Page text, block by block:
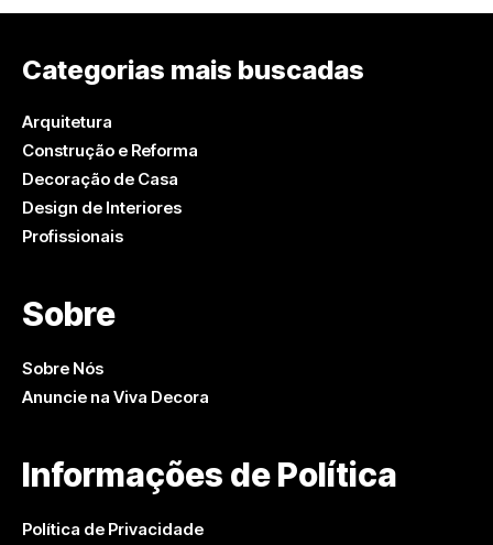
Categorias mais buscadas
Arquitetura
Construção e Reforma
Decoração de Casa
Design de Interiores
Profissionais
Sobre
Sobre Nós
Anuncie na Viva Decora
Informações de Política
Política de Privacidade